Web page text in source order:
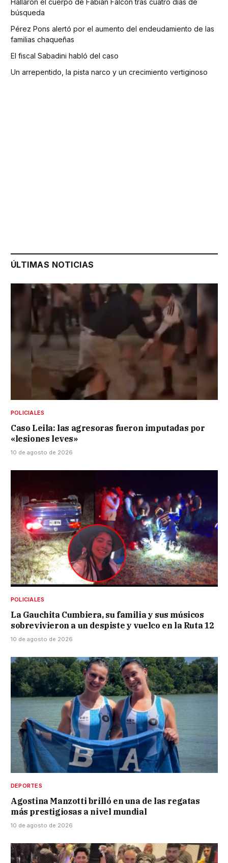
Hallaron el cuerpo de Fabián Falcón tras cuatro días de
búsqueda
Pérez Pons alertó por el aumento del endeudamiento de las
familias chaqueñas
El fiscal Sabadini habló del caso
Un arrepentido, la pista narco y un crecimiento vertiginoso
ÚLTIMAS NOTICIAS
POLICIALES
Caso Leila: las agresoras fueron imputadas por
«lesiones leves»
10 de agosto de 2026
POLICIALES
La Gauchita Cumbiera, su familia y sus músicos
sobrevivieron a un despiste y vuelco en la Ruta 12
10 de agosto de 2026
DEPORTES
Agostina Manzotti brilló en una de las regatas
más prestigiosas a nivel mundial
10 de agosto de 2026